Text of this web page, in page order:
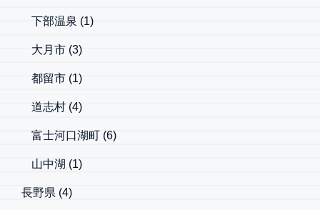
下部温泉 (1)
大月市 (3)
都留市 (1)
道志村 (4)
富士河口湖町 (6)
山中湖 (1)
長野県 (4)